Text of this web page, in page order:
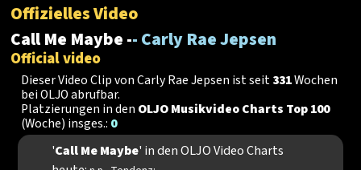
Offizielles Video
Call Me Maybe -- Carly Rae Jepsen
Official video
Dieser Video Clip von Carly Rae Jepsen ist seit331Wochen
bei OLJO abrufbar.
Platzierungen in den OLJO Musikvideo Charts Top 100
(Woche) insges.: 0
'Call Me Maybe' in den OLJO Video Charts